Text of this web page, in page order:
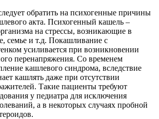
обратить на психогенные причины
акта. Психогенный кашель –
на стрессы, возникающие в
семье и т.д. Покашливание с
усиливается при возникновении
перенапряжения. Со временем
кашлевого синдрома, вследствие
кашлять даже при отсутствии
Такие пациенты требуют
у педиатра для исключения
а в некоторых случаях пробной